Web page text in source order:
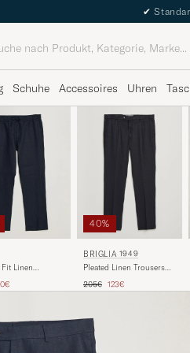
✔
Schuhe Accessoires Uhren
Fit Linen
Preis Preis
40%
BRIGLIA 1949
Pleated Linen Trousers
Regulärer Preis
205€ Reduzierter Preis
123€